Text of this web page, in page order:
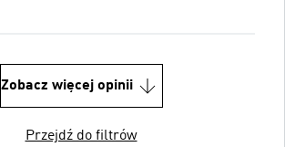
Zobacz więcej opinii
Przejdź do filtrów